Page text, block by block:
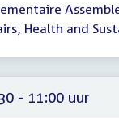
Health and
- 11:00 uur